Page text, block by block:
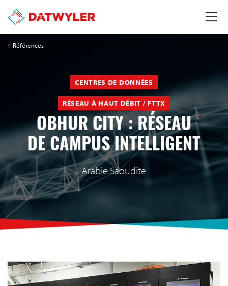
Références
CENTRES DE DONNÉES
RÉSEAU À HAUT DÉBIT / FTTX
OBHUR CITY : RÉSEAU
DE CAMPUS INTELLIGENT
Arabie Saoudite